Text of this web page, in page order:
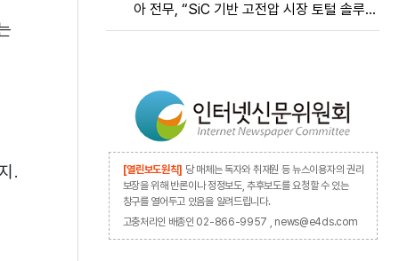
.
아 전무, “SiC 기반 고전압 시장 토털 솔루션
제공”
[열린보도원칙] 당 매체는 독자와 취재원 등 뉴스이용자의 권리
보장을 위해 반론이나 정정보도, 추후보도를 요청할 수 있는
창구를 열어두고 있음을 알려드립니다.
고충처리인 배종인 02-866-9957 , news@e4ds.com